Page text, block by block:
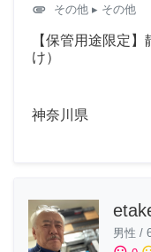
attachment その他 ▸ その他
【保管用途限定
け）
神奈川県
男性 /